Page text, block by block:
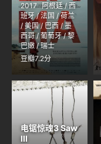
2017 阿根廷 / 西
班牙 / 法国 / 荷兰
/ 美国 / 巴西 / 墨
西哥 / 葡萄牙 / 黎
巴嫩 / 瑞士
豆瓣7.2分
电锯惊魂3 Saw
III